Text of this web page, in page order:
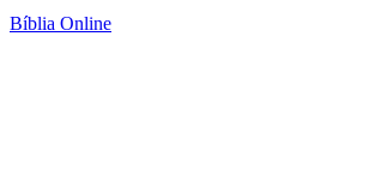
Bíblia Online